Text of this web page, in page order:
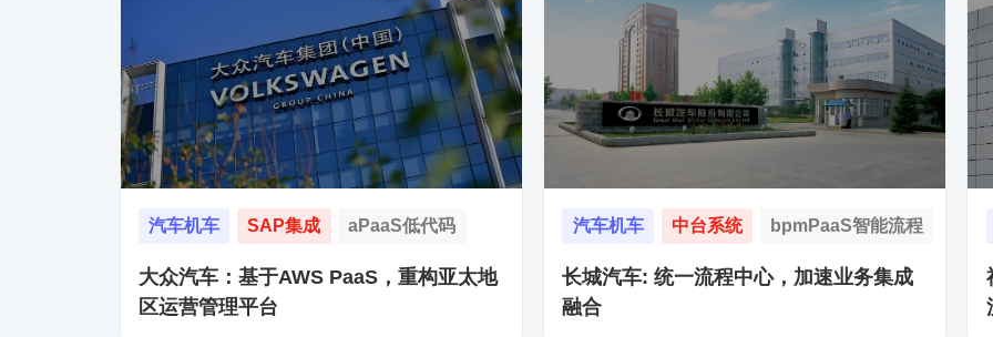
汽车机车 SAP集成 aPaaS低代码
大众汽车：基于AWS PaaS，重构亚太地
区运营管理平台
汽车机车 中台系统 bpmPaaS智能流程
长城汽车: 统一流程中心，加速业务集成
融合